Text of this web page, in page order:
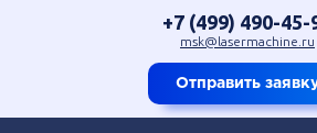
Отправить
msk@lasermachine.ru
+7 (499) 490-45-